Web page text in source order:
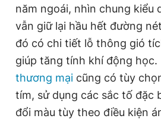
năm ngoái, nhìn chung kiểu
vẫn giữ lại hầu hết đường
đó có chi tiết lỗ thông gió
giúp tăng tính khí động học.
thương mại cũng có tùy
tím, sử dụng các sắc tố đặc
đổi màu tùy theo điều kiện